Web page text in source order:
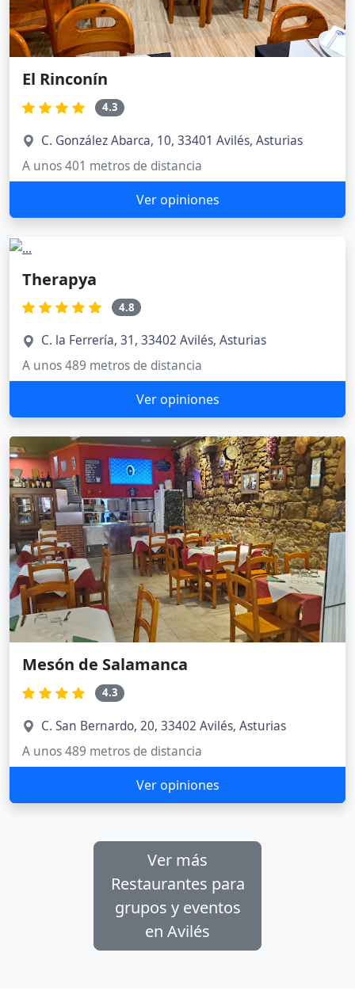
El Rinconín
4.3
C. González Abarca, 10, 33401 Avilés, Asturias
A unos 401 metros de distancia
Ver opiniones
Therapya
4.8
C. la Ferrería, 31, 33402 Avilés, Asturias
A unos 489 metros de distancia
Ver opiniones
Mesón de Salamanca
4.3
C. San Bernardo, 20, 33402 Avilés, Asturias
A unos 489 metros de distancia
Ver opiniones
Ver más
Restaurantes para
grupos y eventos
en Avilés